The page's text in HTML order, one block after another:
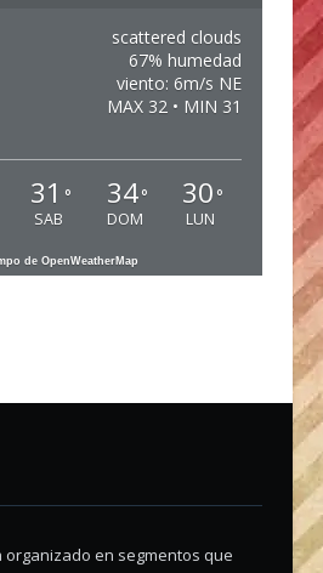
scattered clouds
67% humedad
viento: 6m/s NE
MAX 32 • MIN 31
31 °
SAB
34°
DOM
30 °
LUN
de OpenWeatherMap
organizado en segmentos que